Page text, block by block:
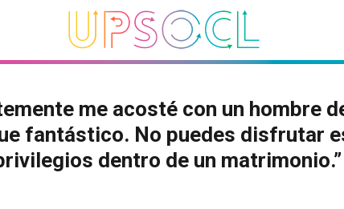
me acosté con un hombre
fantástico. No puedes disfrutar
dentro de un matrimonio.”